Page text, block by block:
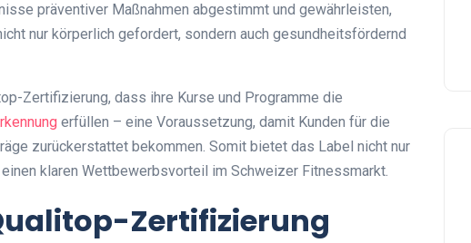
präventiver Maßnahmen abgestimmt und gewährleisten,
nur körperlich gefordert, sondern auch gesundheitsfördernd
Zertifizierung, dass ihre Kurse und Programme die
erfüllen – eine Voraussetzung, damit Kunden für die
zurückerstattet bekommen. Somit bietet das Label nicht nur
klaren Wettbewerbsvorteil im Schweizer Fitnessmarkt.
Zertifizierung